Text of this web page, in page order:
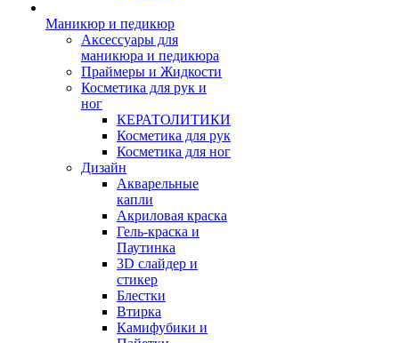
Маникюр и педикюр
Аксессуары для
маникюра и педикюра
Праймеры и Жидкости
Косметика для рук и
ног
КЕРАТОЛИТИКИ
Косметика для рук
Косметика для ног
Дизайн
Акварельные
капли
Акриловая краска
Гель-краска и
Паутинка
3D слайдер и
стикер
Блестки
Втирка
Камифубики и